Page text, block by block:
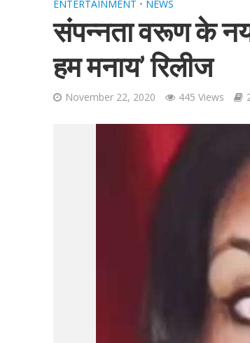
ENTERTAINMENT • NEWS
संपन्नता वरूण के
हम मनाय’ रिलीज
November 22, 2020 445 Views